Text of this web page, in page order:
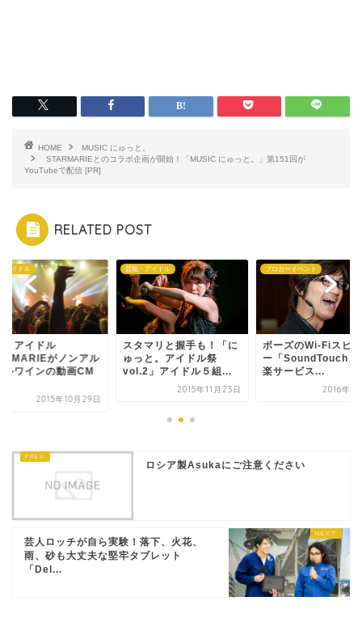
HOME
MUSIC にゅっと。
STARMARIEとのコラボ企画が開始！「MUSIC にゅっと。」第151回が
YouTubeで配信 [PR]
RELATED POST
アイドル
！アイドル
がノンアル
ルワインの動画CM
2015年10月29日
芸能・アイドル
スタマリと握手も！「に
ゅっと。アイドル祭
vol.2」アイドル５組...
2015年11月23日
ブロガーイベント
ボーズのWi-Fiスピ
ー「SoundTouch」
楽サービス...
2016年11
ロシア製Asukaにご注意ください
芸人ロッチが自ら実験！落下、火花、
雨、砂も大丈夫な堅牢タブレット
「Del...